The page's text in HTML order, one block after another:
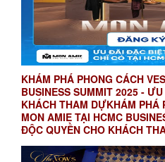
KHÁM PHÁ PHONG CÁCH
BUSINESS SUMMIT 2025 -
KHÁCH THAM DỰKHÁM PHÁ
MON AMIE TẠI HCMC
ĐỘC QUYỀN CHO KHÁCH